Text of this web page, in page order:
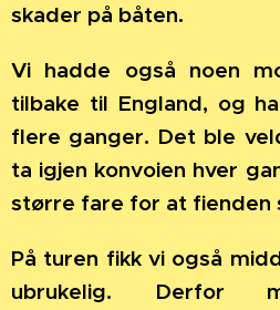
skader på båten.
Vi hadde også noen
tilbake til England, og
flere ganger. Det ble
ta igjen konvoien hver
større fare for at fienden
På turen fikk vi også
ubrukelig. Derfor